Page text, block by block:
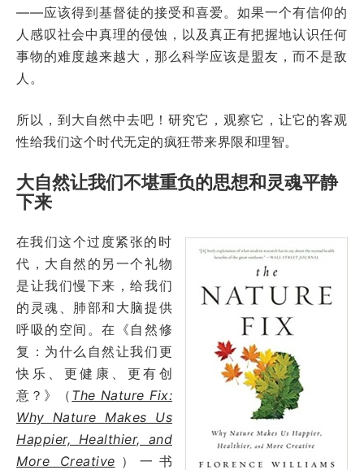
——应该得到基督徒的接受和喜爱。如果一个有信仰的
人感叹社会中真理的侵蚀，以及真正有把握地认识任何
事物的难度越来越大，那么科学应该是盟友，而不是敌
人。
所以，到大自然中去吧！研究它，观察它，让它的客观
性给我们这个时代无定的疯狂带来界限和理智。
大自然让我们不堪重负的思想和灵魂平静
下来
在我们这个过度紧张的时
代，大自然的另一个礼物
是让我们慢下来，给我们
的灵魂、肺部和大脑提供
呼吸的空间。在《自然修
复：为什么自然让我们更
快乐、更健康、更有创
意？》（ The Nature Fix:
Why Nature Makes Us
Happier, Healthier, and
More Creative ）一书